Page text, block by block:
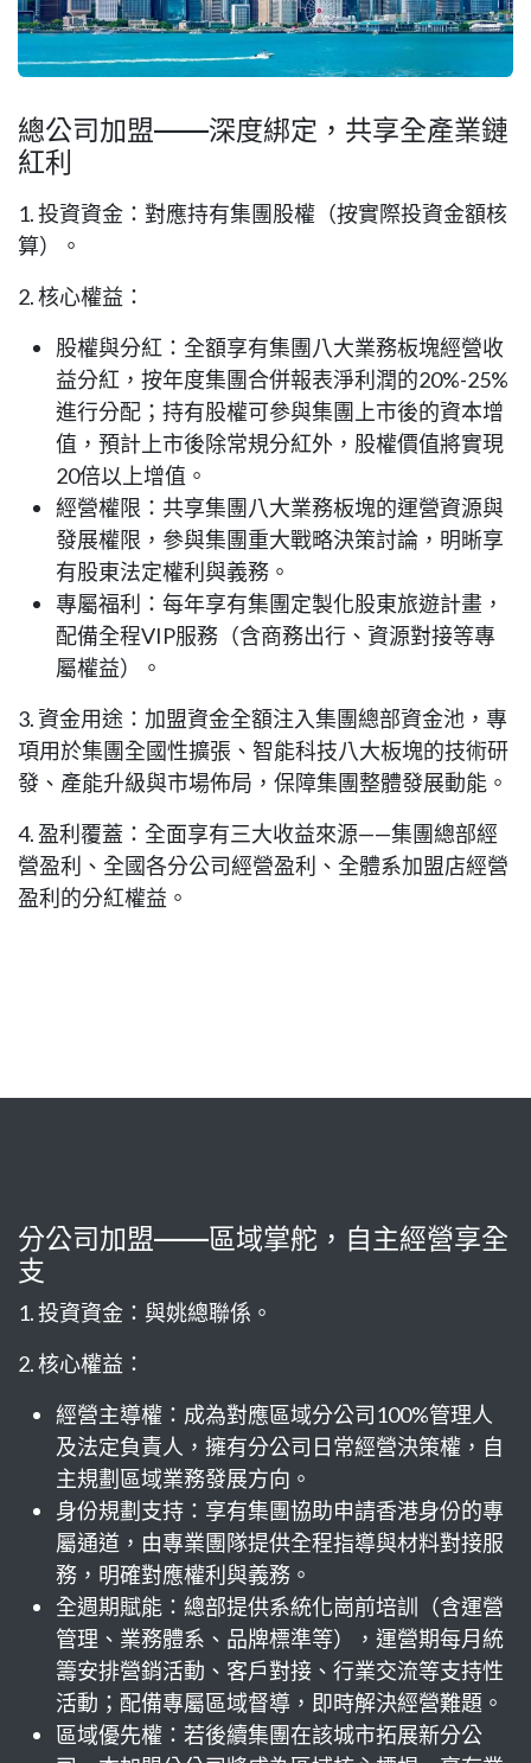
總公司加盟——深度綁定，共享全產業鏈
紅利
1. 投資資金：對應持有集團股權（按實際投資金額核
算）。
2. 核心權益：
股權與分紅：全額享有集團八大業務板塊經營收
益分紅，按年度集團合併報表淨利潤的20%-25%
進行分配；持有股權可參與集團上市後的資本增
值，預計上市後除常規分紅外，股權價值將實現
20倍以上增值。
經營權限：共享集團八大業務板塊的運營資源與
發展權限，參與集團重大戰略決策討論，明晰享
有股東法定權利與義務。
專屬福利：每年享有集團定製化股東旅遊計畫，
配備全程VIP服務（含商務出行、資源對接等專
屬權益）。
3. 資金用途：加盟資金全額注入集團總部資金池，專
項用於集團全國性擴張、智能科技八大板塊的技術研
發、產能升級與市場佈局，保障集團整體發展動能。
4. 盈利覆蓋：全面享有三大收益來源——集團總部經
營盈利、全國各分公司經營盈利、全體系加盟店經營
盈利的分紅權益。
分公司加盟——區域掌舵，自主經營享全
支
1. 投資資金：與姚總聯係。
2. 核心權益：
經營主導權：成為對應區域分公司100%管理人
及法定負責人，擁有分公司日常經營決策權，自
主規劃區域業務發展方向。
身份規劃支持：享有集團協助申請香港身份的專
屬通道，由專業團隊提供全程指導與材料對接服
務，明確對應權利與義務。
全週期賦能：總部提供系統化崗前培訓（含運營
管理、業務體系、品牌標準等），運營期每月統
籌安排營銷活動、客戶對接、行業交流等支持性
活動；配備專屬區域督導，即時解決經營難題。
區域優先權：若後續集團在該城市拓展新分公